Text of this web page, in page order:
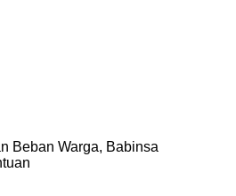
Beban Warga, Babinsa